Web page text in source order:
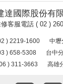
達國際股份有
客服電話 ( 02 )
) 2219-1600
中壢
) 658-5308
台中
) 311-3663
高雄